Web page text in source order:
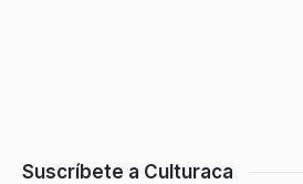
Suscríbete a Culturaca